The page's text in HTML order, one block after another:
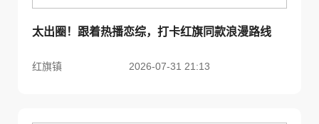
太出圈！跟着热播恋综，打卡红旗同款浪漫路线
红旗镇 2026-07-31 21:13